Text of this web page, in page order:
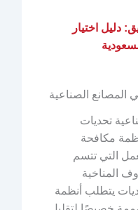
دليل اختيار
المصانع الصناعية
تحديات
مكافحة
التي تتسم
المناخية
يتطلب أنظمة